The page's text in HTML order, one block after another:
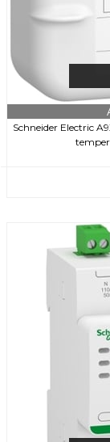
Schneider Electric